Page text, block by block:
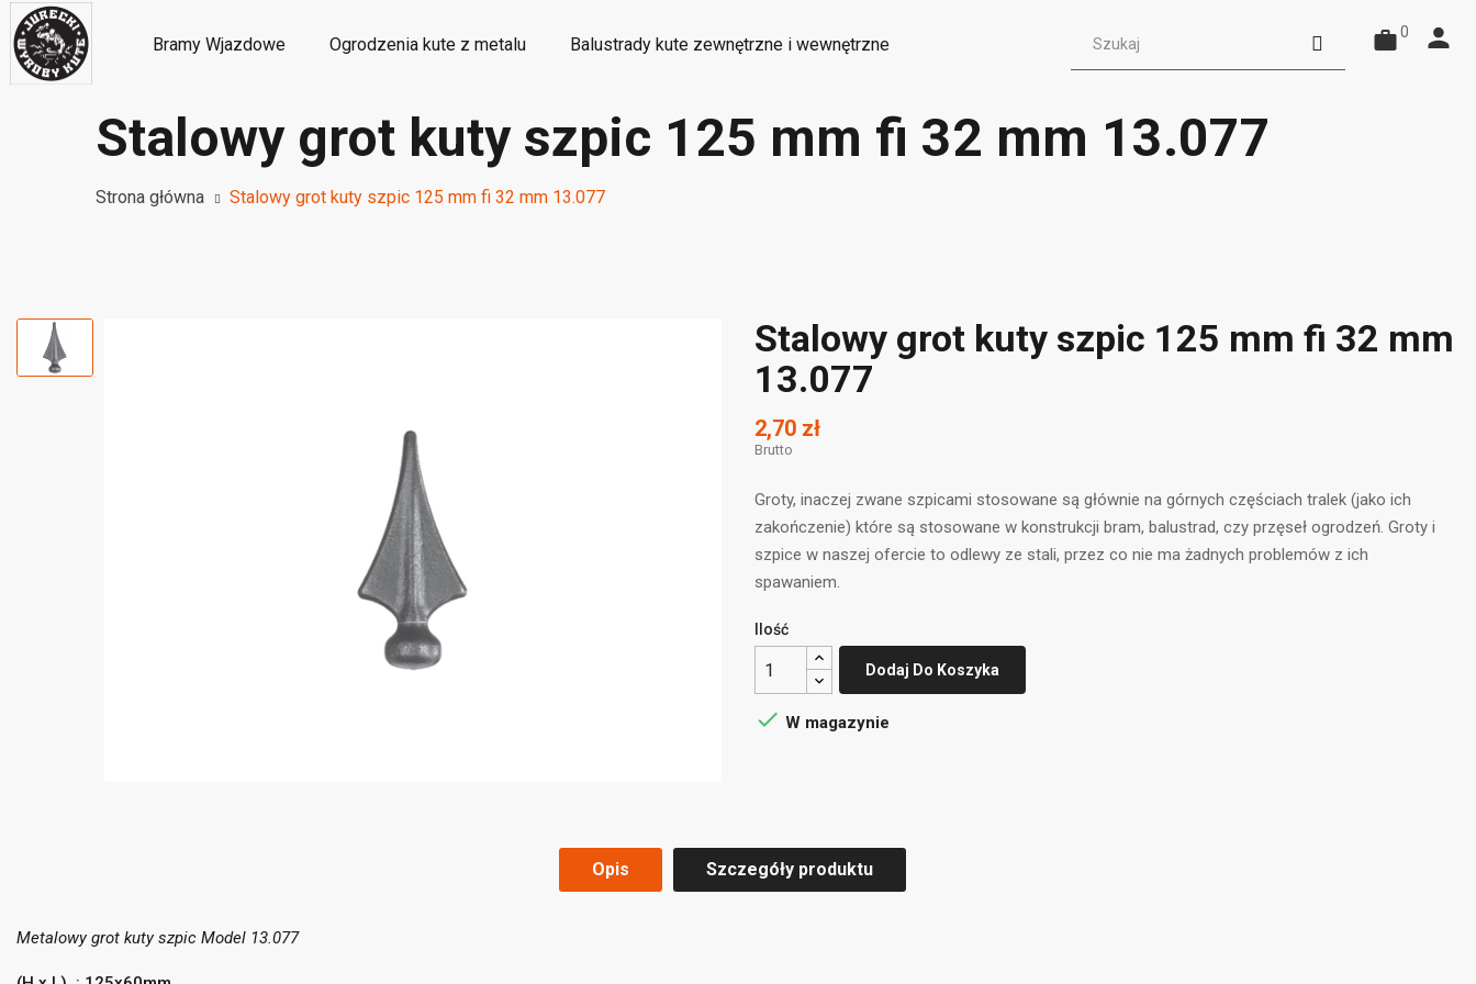
0
Bramy Wjazdowe Ogrodzenia kute z metalu Balustrady kute zewnętrzne i wewnętrzne
Metalowe ozdoby i dekoracje kute Metalowe elementy kute ozdobne Wyroby dekoracyjne
Stalowy grot kuty szpic 125 mm fi 32 mm 13.077
Strona główna Stalowy grot kuty szpic 125 mm fi 32 mm 13.077
Stalowy grot kuty szpic 125 mm fi 32 mm
13.077
2,70 zł
Brutto
Groty, inaczej zwane szpicami stosowane są głównie na górnych częściach tralek (jako ich
zakończenie) które są stosowane w konstrukcji bram, balustrad, czy przęseł ogrodzeń. Groty i
szpice w naszej ofercie to odlewy ze stali, przez co nie ma żadnych problemów z ich
spawaniem.
Ilość
Dodaj Do Koszyka
 W magazynie
Opis Szczegóły produktu
Metalowy grot kuty szpic Model 13.077